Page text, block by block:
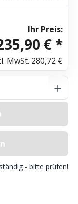
Ihr Preis:
€ *
MwSt. 280,72 €
- bitte prüfen!